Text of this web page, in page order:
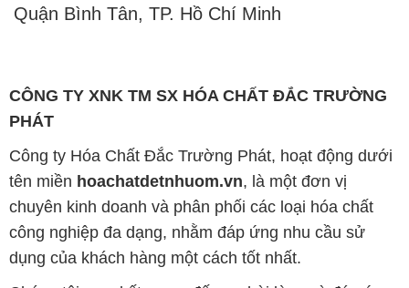
PHÁT
chuyên kinh doanh và phân phối các loại hóa chất
công nghiệp đa dạng, nhằm đáp ứng nhu cầu sử
dụng của khách hàng một cách tốt nhất.
Chúng tôi cam kết mang đến sự hài lòng và đáp ứng
mọi nhu cầu của khách hàng với tiêu chí hàng đầu.
Chúng tôi cung cấp những sản phẩm hóa chất với
chất lượng cao và giá thành hợp lý, nhằm đảm bảo
sự thành công của khách hàng.